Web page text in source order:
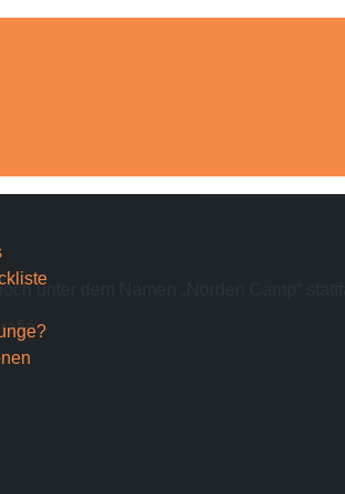
unter dem Namen „Norden Camp“